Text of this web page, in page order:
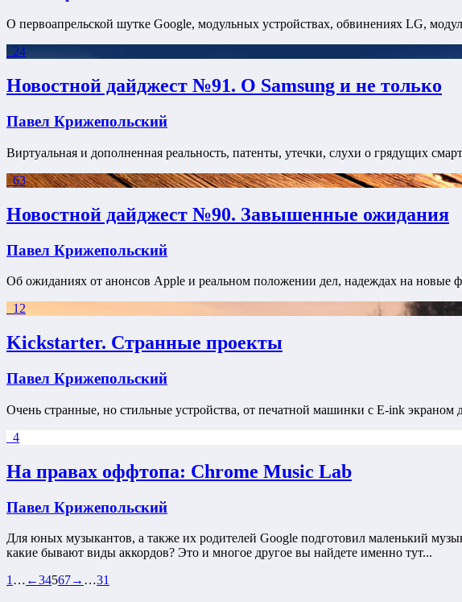
О первоапрельской шутке Google, модульных устройствах, обвинениях LG,
24
Новостной дайджест №91. О Samsung и не только
Павел Крижепольский
Виртуальная и дополненная реальность, патенты, утечки, слухи о грядущих
63
Новостной дайджест №90. Завышенные ожидания
Павел Крижепольский
Об ожиданиях от анонсов Apple и реальном положении дел, надеждах на
12
Kickstarter. Странные проекты
Павел Крижепольский
Очень странные, но стильные устройства, от печатной машинки с E-ink экраном
4
На правах оффтопа: Chrome Music Lab
Павел Крижепольский
Для юных музыкантов, а также их родителей Google подготовил маленький
какие бывают виды аккордов? Это и многое другое вы найдете именно тут...
1… ←34567→ …31